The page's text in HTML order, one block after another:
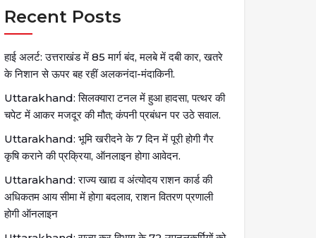
Recent Posts
हाई अलर्ट: उत्तराखंड में 85 मार्ग बंद, मलबे में दबी कार, खतरे
के निशान से ऊपर बह रहीं अलकनंदा-मंदाकिनी.
Uttarakhand: सिलक्यारा टनल में हुआ हादसा, पत्थर की
चपेट में आकर मजदूर की मौत; कंपनी प्रबंधन पर उठे सवाल.
Uttarakhand: भूमि खरीदने के 7 दिन में पूरी होगी गैर
कृषि कराने की प्रक्रिया, ऑनलाइन होगा आवेदन.
Uttarakhand: राज्य खाद्य व अंत्योदय राशन कार्ड की
अधिकतम आय सीमा में होगा बदलाव, राशन वितरण प्रणाली
होगी ऑनलाइन